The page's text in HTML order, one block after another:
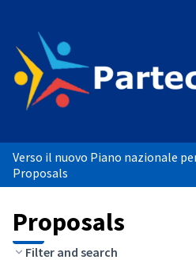
Verso il nuovo Piano nazionale
Proposals
Proposals
Filter and search